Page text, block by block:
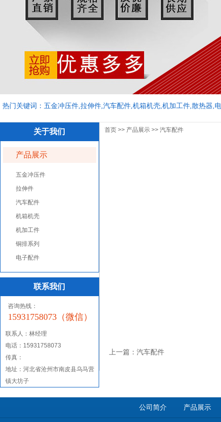
热门关键词：五金冲压件,拉伸件,汽车配件,机箱机壳,机加工件,散热器,
关于我们
产品展示
五金冲压件
拉伸件
汽车配件
机箱机壳
机加工件
铜排系列
电子配件
联系我们
咨询热线：
15931758073（微信）
联系人： 林经理
电话：15931758073
传真：
地址：河北省沧州市南皮县乌马营
镇大坊子
首页 >> 产品展示 >> 汽车配件
上一篇： 汽车配件
公司简介 产品展示